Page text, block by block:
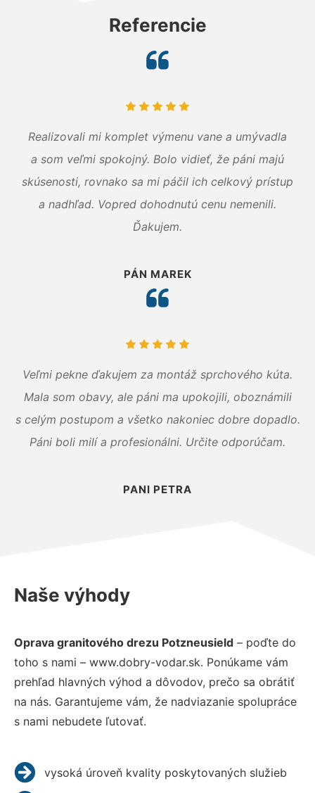
Referencie
Realizovali mi komplet výmenu vane a umývadla
a som veľmi spokojný. Bolo vidieť, že páni majú
skúsenosti, rovnako sa mi páčil ich celkový prístup
a nadhľad. Vopred dohodnutú cenu nemenili.
Ďakujem.
PÁN MAREK
Veľmi pekne ďakujem za montáž sprchového kúta.
Mala som obavy, ale páni ma upokojili, oboznámili
s celým postupom a všetko nakoniec dobre dopadlo.
Páni boli milí a profesionálni. Určite odporúčam.
PANI PETRA
Naše výhody
Oprava granitového drezu Potzneusield – poďte do
toho s nami – www.dobry-vodar.sk. Ponúkame vám
prehľad hlavných výhod a dôvodov, prečo sa obrátiť
na nás. Garantujeme vám, že nadviazanie spolupráce
s nami nebudete ľutovať.
vysoká úroveň kvality poskytovaných služieb